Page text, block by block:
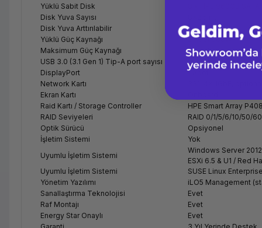
Yüklü Sabit Disk
Disk Yuva Sayısı
Disk Yuva Arttırılabilir
Evet
Yüklü Güç Kaynağı
2 Adet 500W
Maksimum Güç Kaynağı
2 Adet
USB 3.0 (3.1 Gen 1) Tip-A port sayısı
3 Adet
DisplayPort
1 Adet
Network Kartı
Ekran Kartı
Raid Kartı / Storage Controller
HPE Smart Array
RAID Seviyeleri
RAID 0/1/5/6/10/50/60
Optik Sürücü
Opsiyonel
İşletim Sistemi
Yok
Uyumlu İşletim Sistemi
Windows Server
ESXi 6.5 & U1 / Red
Uyumlu İşletim Sistemi
SUSE Linux
Yönetim Yazılımı
iLO5 Management
Sanallaştırma Teknolojisi
Evet
Raf Montajı
Evet
Energy Star Onaylı
Evet